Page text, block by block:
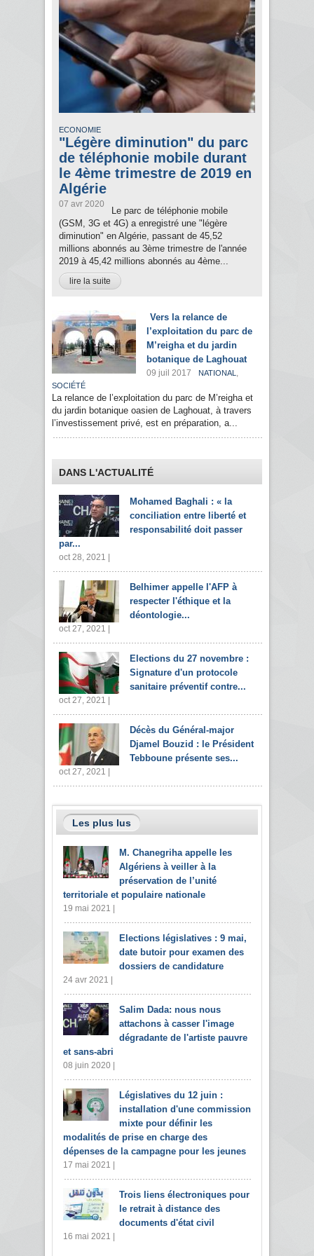
ECONOMIE
"Légère diminution" du parc
de téléphonie mobile durant
le 4ème trimestre de 2019 en
Algérie
07 avr 2020
Le parc de téléphonie mobile
(GSM, 3G et 4G) a enregistré une "légère
diminution" en Algérie, passant de 45,52
millions abonnés au 3ème trimestre de l'année
2019 à 45,42 millions abonnés au 4ème...
lire la suite
Vers la relance de
l’exploitation du parc de
M’reigha et du jardin
botanique de Laghouat
09 juil 2017 NATIONAL ,
SOCIÉTÉ
La relance de l’exploitation du parc de M’reigha et
du jardin botanique oasien de Laghouat, à travers
l’investissement privé, est en préparation, a...
DANS L'ACTUALITÉ
Mohamed Baghali : « la
conciliation entre liberté et
responsabilité doit passer
par...
oct 28, 2021 |
Belhimer appelle l'AFP à
respecter l'éthique et la
déontologie...
oct 27, 2021 |
Elections du 27 novembre :
Signature d'un protocole
sanitaire préventif contre...
oct 27, 2021 |
Décès du Général-major
Djamel Bouzid : le Président
Tebboune présente ses...
oct 27, 2021 |
Les plus lus
M. Chanegriha appelle les
Algériens à veiller à la
préservation de l’unité
territoriale et populaire nationale
19 mai 2021 |
Elections législatives : 9 mai,
date butoir pour examen des
dossiers de candidature
24 avr 2021 |
Salim Dada: nous nous
attachons à casser l'image
dégradante de l'artiste pauvre
et sans-abri
08 juin 2020 |
Législatives du 12 juin :
installation d'une commission
mixte pour définir les
modalités de prise en charge des
dépenses de la campagne pour les jeunes
17 mai 2021 |
Trois liens électroniques pour
le retrait à distance des
documents d'état civil
16 mai 2021 |